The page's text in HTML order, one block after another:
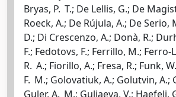
Bryas, P. T.; De Lellis, G.; De
Roeck, A.; De Rújula, A.; De Serio,
D.; Di Crescenzo, A.; Donà, R.;
F.; Fedotovs, F.; Ferrillo, M.; Ferro-
R. A.; Fiorillo, A.; Fresa, R.; Funk,
F. M.; Golovatiuk, A.; Golutvin, A.;
Guler, A. M.; Guliaeva, V.; Haefeli,